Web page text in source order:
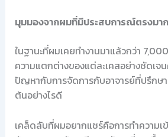
มุมมองจากผมที่มีประสบการณ์ตรงมา
ในฐานะที่ผมเคยทำงานมาแล้วกว่า
ความแตกต่างของแต่ละเคสอย่างชัดเจ
ปัญหากับการจัดการกับอาจารย์ที่ปรึกษา
ต้นอย่างไรดี
เคล็ดลับที่ผมอยากแชร์คือการทำความเ